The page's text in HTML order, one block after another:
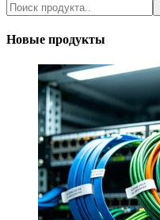
Новые продукты